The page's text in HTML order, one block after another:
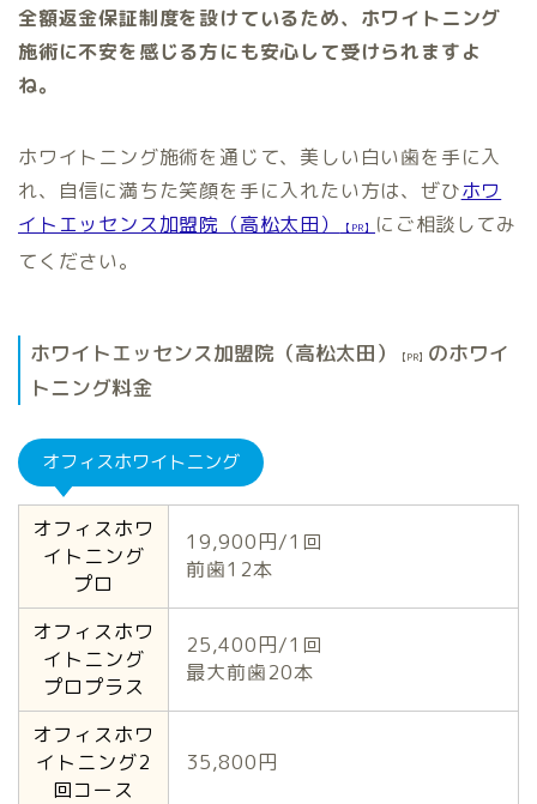
全額返金保証制度を設けているため、ホワイトニング
施術に不安を感じる方にも安心して受けられますよ
ね。
ホワイトニング施術を通じて、美しい白い歯を手に入
れ、自信に満ちた笑顔を手に入れたい方は、ぜひホワ
イトエッセンス加盟院（高松太田）
【PR】
にご相談してみ
てください。
ホワイトエッセンス加盟院（高松太田） 【PR】 のホワイ
トニング料金
オフィスホワイトニング
オフィスホワ
イトニング
プロ
19,900円/1回
前歯12本
オフィスホワ
イトニング
プロプラス
25,400円/1回
最大前歯20本
オフィスホワ
イトニング2
回コース
35,800円